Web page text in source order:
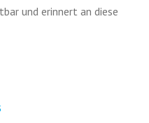
und erinnert an diese